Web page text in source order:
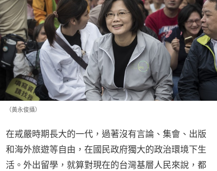
（黃永俊攝）
在戒嚴時期長大的一代，過著沒有言論、集會、出版
和海外旅遊等自由，在國民政府獨大的政治環境下生
活。外出留學，就算對現在的台灣基層人民來說，都